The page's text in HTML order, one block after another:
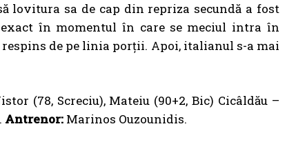
lovitura sa de cap din repriza secundă a fost
exact în momentul în care se meciul intra în
de pe linia porții. Apoi, italianul s-a mai
(78, Screciu), Mateiu (90+2, Bic) Cicâldău –
Antrenor: Marinos Ouzounidis.